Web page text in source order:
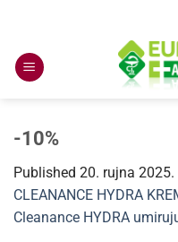
content
-10%
Published 20. rujna 2025.
CLEANANCE HYDRA
Cleanance HYDRA